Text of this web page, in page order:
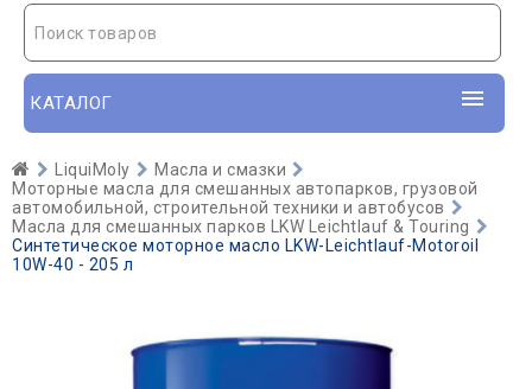
Поиск товаров
КАТАЛОГ
LiquiMoly
Масла и смазки
Моторные масла для смешанных автопарков, грузовой
автомобильной, строительной техники и автобусов
Масла для смешанных парков LKW Leichtlauf & Touring
Синтетическое моторное масло LKW-Leichtlauf-Motoroil
10W-40 - 205 л